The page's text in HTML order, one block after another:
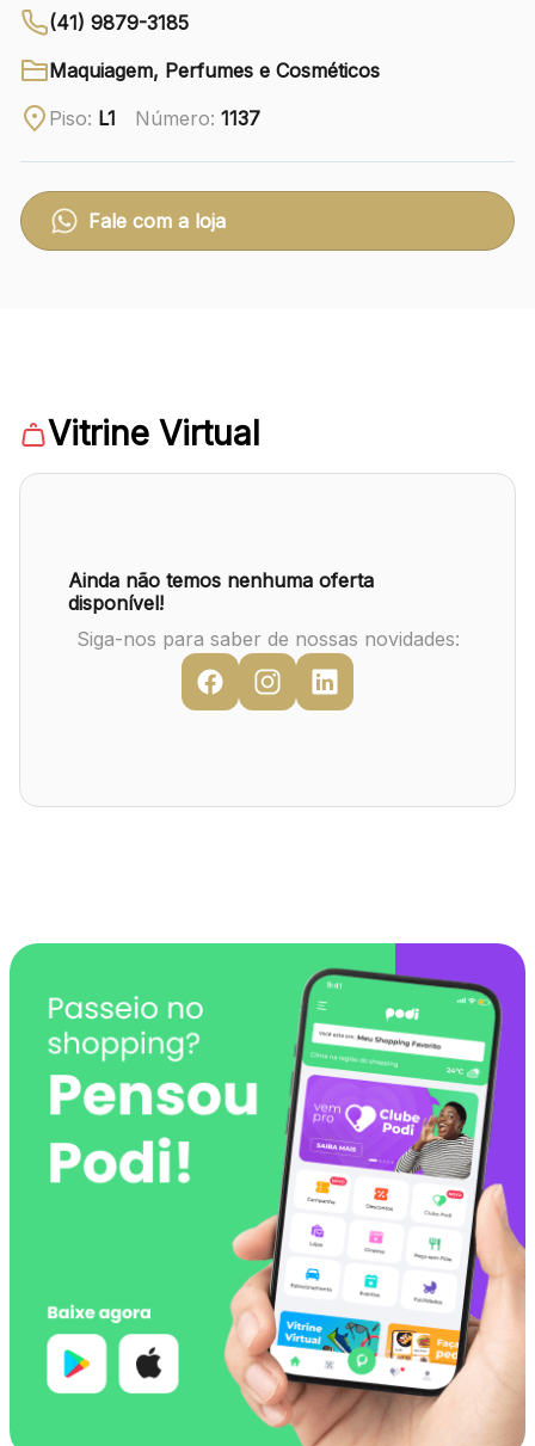
CONTATO
(41) 3216-1600
Comodidades Eventos
(41) 9879-3185
Maquiagem, Perfumes e Cosméticos
Piso: L1 Número: 1137
Fale com a loja
Vitrine Virtual
Ainda não temos nenhuma oferta
disponível!
Siga-nos para saber de nossas novidades: